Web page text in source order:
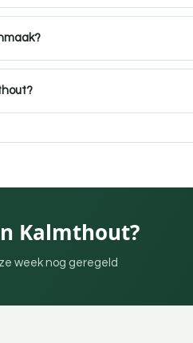
Kalmthout?
week nog geregeld